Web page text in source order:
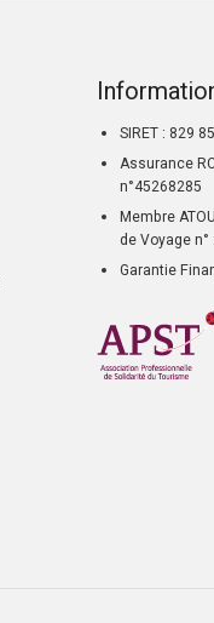
SIRET : 829
Assurance
n°45268285
Membre
de Voyage
Garantie